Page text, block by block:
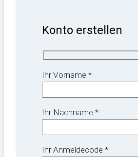
Konto erstellen
Ihr Vorname *
Ihr Nachname *
Ihr Anmeldecode *